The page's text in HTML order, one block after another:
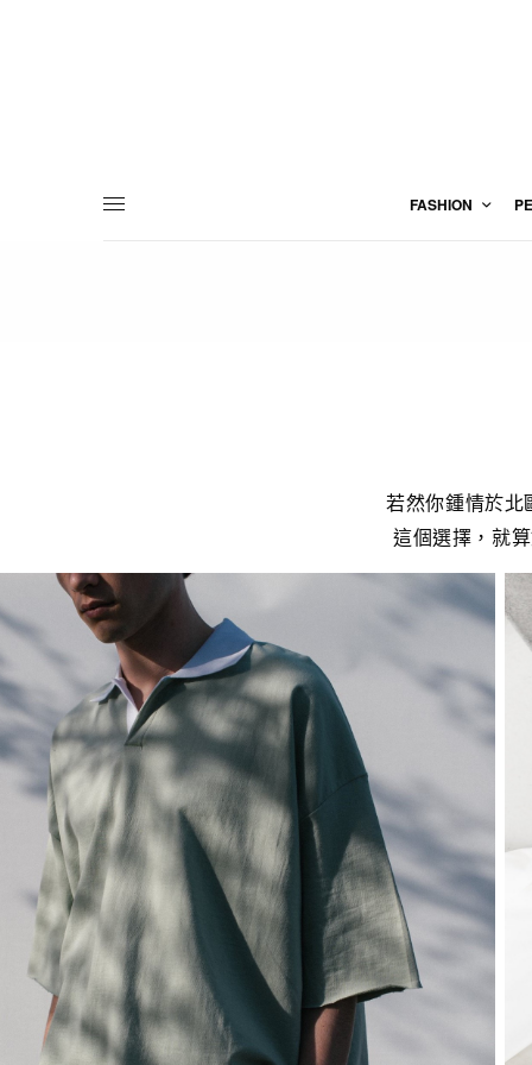
FASHION
若然你鍾情於
這個選擇，就